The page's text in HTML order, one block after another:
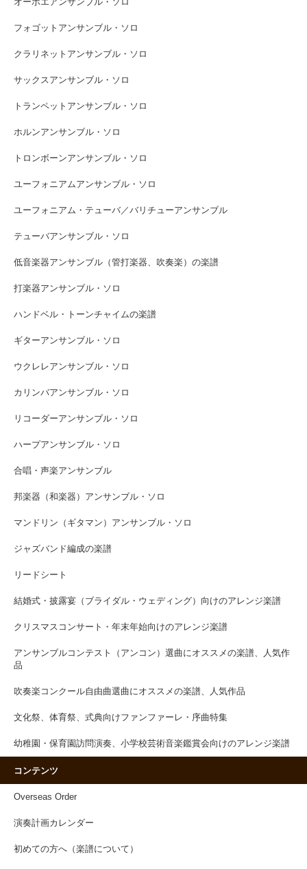
フォゴットアンサンブル・ソロ
クラリネットアンサンブル・ソロ
サックスアンサンブル・ソロ
トランペットアンサンブル・ソロ
ホルンアンサンブル・ソロ
トロンボーンアンサンブル・ソロ
ユーフォニアムアンサンブル・ソロ
ユーフォニアム・テューバ／バリチューアンサンブル
テューバアンサンブル・ソロ
低音楽器アンサンブル（管打楽器、吹奏楽）の楽譜
打楽器アンサンブル・ソロ
ハンドベル・トーンチャイムの楽譜
ギターアンサンブル・ソロ
ウクレレアンサンブル・ソロ
カリンバアンサンブル・ソロ
リコーダーアンサンブル・ソロ
ハープアンサンブル・ソロ
合唱・声楽アンサンブル
邦楽器（和楽器）アンサンブル・ソロ
マンドリン（ギタマン）アンサンブル・ソロ
ジャズバンド編成の楽譜
リードシート
結婚式・披露宴（ブライダル・ウェディング）向けのアレンジ楽譜
クリスマスコンサート・年末年始向けのアレンジ楽譜
アンサンブルコンテスト（アンコン）選曲にオススメの楽譜、人気作
品
吹奏楽コンクール自由曲選曲にオススメの楽譜、人気作品
文化祭、体育祭、式典向けファンファーレ・序曲特集
幼稚園・保育園訪問演奏、小学校芸術音楽鑑賞会向けのアレンジ楽譜
コンテンツ
Overseas Order
演奏計画カレンダー
初めての方へ（楽譜について）